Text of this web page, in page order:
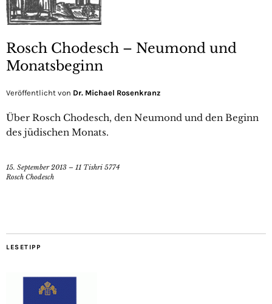
Rosch Chodesch – Neumond und
Monatsbeginn
Veröffentlicht von Dr. Michael Rosenkranz
Über Rosch Chodesch, den Neumond und den Beginn
des jüdischen Monats.
15. September 2013 – 11 Tishri 5774
Rosch Chodesch
LESETIPP